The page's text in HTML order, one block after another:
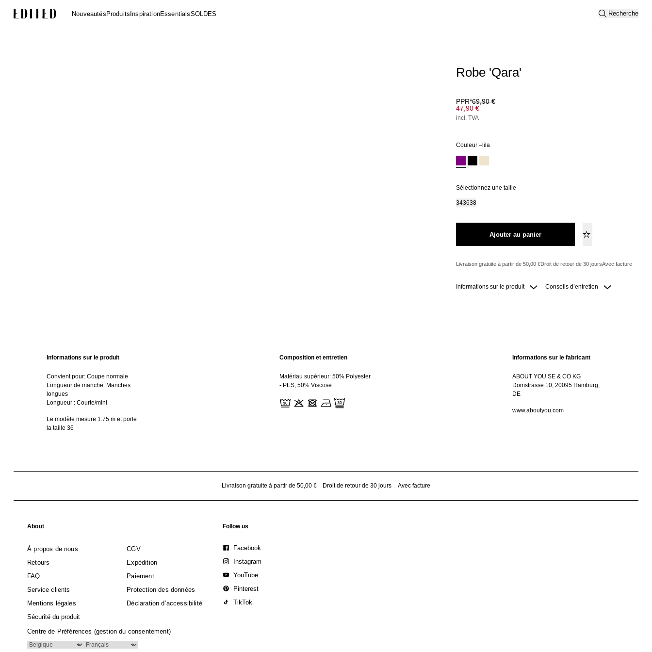
NouveautésProduitsInspirationEssentialsSOLDES Recherche
Robe 'Qara'
PPR*69,90 €
47,90 €
incl. TVA
Couleur – lila
Sélectionnez une taille
343638
Ajouter au panier
Livraison gratuite à partir de 50,00 €Droit de retour de 30 joursAvec facture
Informations sur le produit Conseils d’entretien
Informations sur le produit
Convient pour: Coupe normale
Longueur de manche: Manches
longues
Longueur : Courte/mini
Le modèle mesure 1.75 m et porte
la taille 36
Composition et entretien
Matériau supérieur: 50% Polyester
- PES, 50% Viscose
Informations sur le fabricant
ABOUT YOU SE & CO KG
Domstrasse 10, 20095 Hamburg,
DE
www.aboutyou.com
Livraison gratuite à partir de 50,00 € Droit de retour de 30 jours Avec facture
About
À propos de nous
CGV
Retours
Expédition
FAQ
Paiement
Service clients
Protection des données
Mentions légales
Déclaration d’accessibilité
Sécurité du produit
Centre de Préférences (gestion du consentement)
Follow us
Facebook
Instagram
YouTube
Pinterest
TikTok